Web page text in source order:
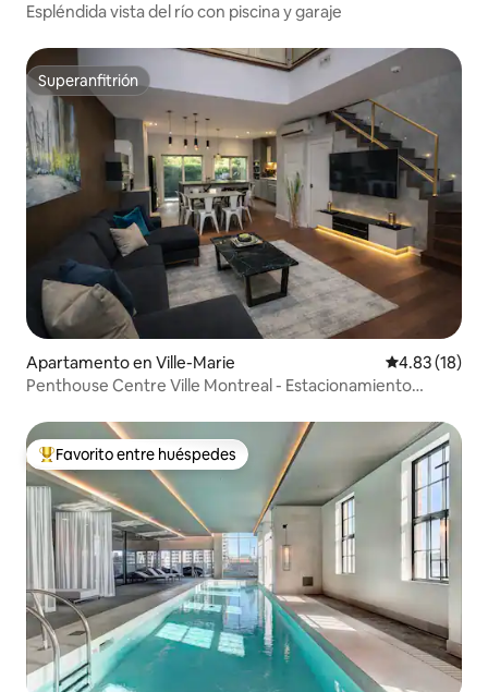
Espléndida vista del río con piscina y garaje
Superanfitrión
Superanfitrión
Apartamento en Ville-Marie Calificación
4.83 (18)
Penthouse Centre Ville Montreal - Estacionamiento
Favorito entre huéspedes preferido
Favorito entre huéspedes